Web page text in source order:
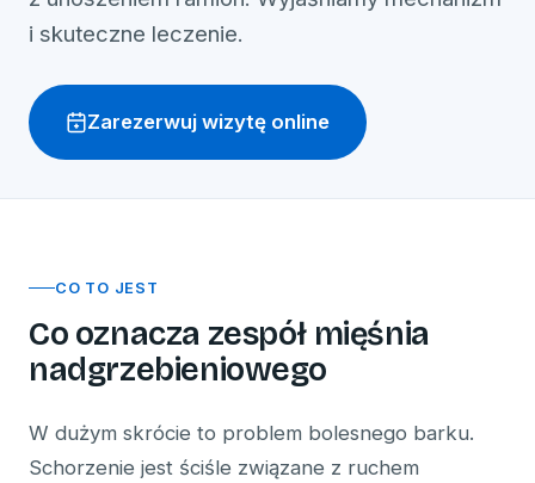
i skuteczne leczenie.
Zarezerwuj wizytę online
CO TO JEST
Co oznacza zespół mięśnia
nadgrzebieniowego
W dużym skrócie to problem bolesnego barku.
Schorzenie jest ściśle związane z ruchem